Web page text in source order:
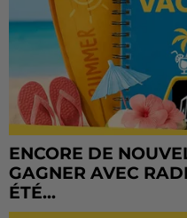
ENCORE DE
GAGNER AVEC
ÉTÉ...